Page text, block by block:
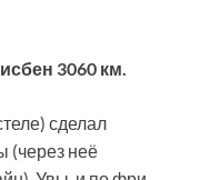
3060 км.
сделал
(через неё